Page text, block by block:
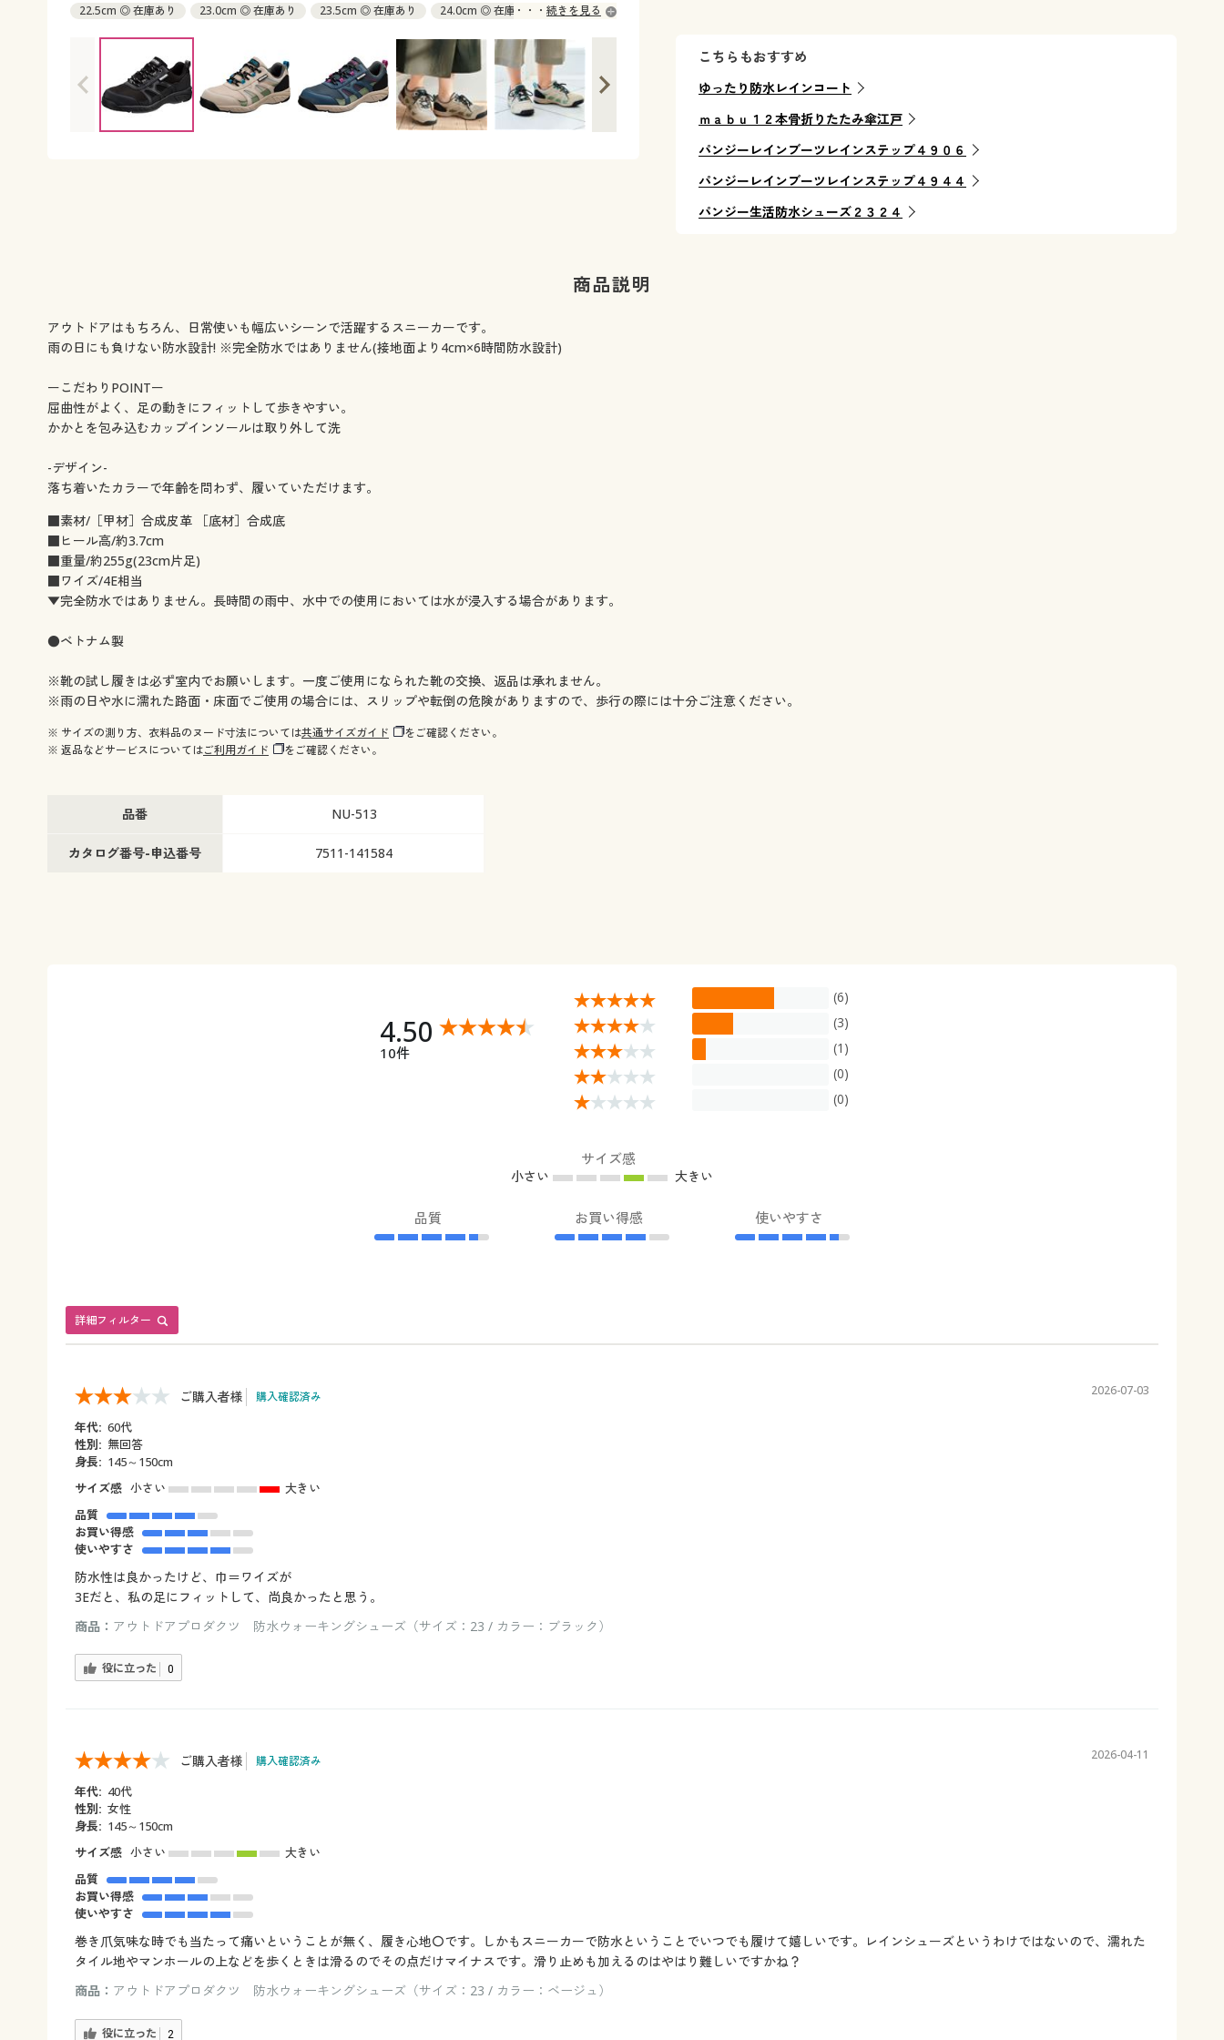
22.5cm ◎ 在庫あり 23.0cm ◎ 在庫あり 23.5cm ◎ 在庫あり
24.0cm ◎ 在庫あり
続きを見る
こちらもおすすめ
ゆったり防水レインコート
ｍａｂｕ１２本骨折りたたみ傘江戸
パンジーレインブーツレインステップ４９０６
パンジーレインブーツレインステップ４９４４
パンジー生活防水シューズ２３２４
商品説明
アウトドアはもちろん、日常使いも幅広いシーンで活躍するスニーカーです。
雨の日にも負けない防水設計! ※完全防水ではありません(接地面より4cm×6時間防水設計)
ーこだわりPOINTー
屈曲性がよく、足の動きにフィットして歩きやすい。
かかとを包み込むカップインソールは取り外して洗
-デザイン-
落ち着いたカラーで年齢を問わず、履いていただけます。
■素材/［甲材］合成皮革 ［底材］合成底
■ヒール高/約3.7cm
■重量/約255g(23cm片足)
■ワイズ/4E相当
▼完全防水ではありません。長時間の雨中、水中での使用においては水が浸入する場合があります。
●ベトナム製
※靴の試し履きは必ず室内でお願いします。一度ご使用になられた靴の交換、返品は承れません。
※雨の日や水に濡れた路面・床面でご使用の場合には、スリップや転倒の危険がありますので、歩行の際には十分ご注意ください。
※ サイズの測り方、衣料品のヌード寸法については共通サイズガイド
をご確認ください。
※ 返品などサービスについてはご利用ガイド をご確認ください。
品番 NU-513
カタログ番号-申込番号 7511-141584
4.50
10件
(6)
(3)
(1)
(0)
(0)
サイズ感
小さい 大きい
品質 お買い得感 使いやすさ
詳細フィルター
ご購入者様 購入確認済み 2026-07-03
年代: 60代
性別: 無回答
身長: 145～150cm
サイズ感 小さい
大きい
品質
お買い得感
使いやすさ
防水性は良かったけど、巾＝ワイズが
3Eだと、私の足にフィットして、尚良かったと思う。
商品： アウトドアプロダクツ 防水ウォーキングシューズ（サイズ：23 / カラー：ブラック）
役に立った 0
ご購入者様 購入確認済み 2026-04-11
年代: 40代
性別: 女性
身長: 145～150cm
サイズ感 小さい
大きい
品質
お買い得感
使いやすさ
巻き爪気味な時でも当たって痛いということが無く、履き心地〇です。しかもスニーカーで防水ということでいつでも履けて嬉しいです。レインシューズというわけではないので、濡れた
タイル地やマンホールの上などを歩くときは滑るのでその点だけマイナスです。滑り止めも加えるのはやはり難しいですかね？
商品： アウトドアプロダクツ 防水ウォーキングシューズ（サイズ：23 / カラー：ベージュ）
役に立った 2